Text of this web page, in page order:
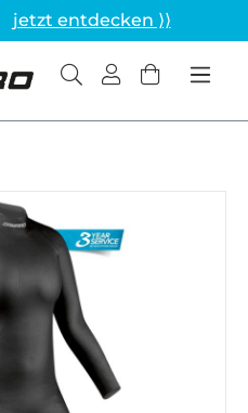
jetzt entdecken ⟩⟩